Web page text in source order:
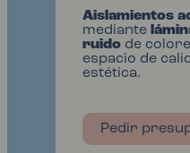
Aislamientos
mediante
ruidode
espacio de
estética.
Pedir